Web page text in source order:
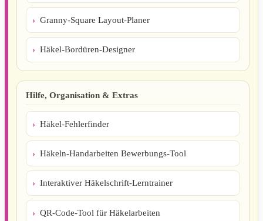
Granny-Square Layout-Planer
Häkel-Bordüren-Designer
Hilfe, Organisation & Extras
Häkel-Fehlerfinder
Häkeln-Handarbeiten Bewerbungs-Tool
Interaktiver Häkelschrift-Lerntrainer
QR-Code-Tool für Häkelarbeiten